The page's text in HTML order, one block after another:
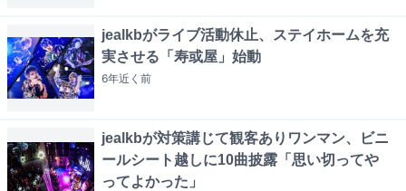
jealkbがライブ活動休止、ステイホームを充
実させる「寿或屋」始動
6年近く 前
jealkbが対策講じて観客ありワンマン、ビニ
ールシート越しに10曲披露「思い切ってや
ってよかった」